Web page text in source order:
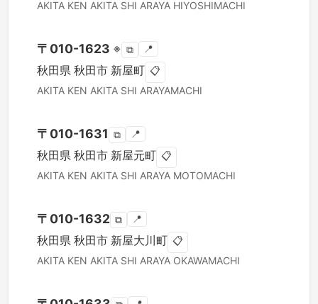
AKITA KEN AKITA SHI ARAYA HIYOSHIMACHI
〒 010-1623 ※ ⧉ 📍
秋田県 秋田市 新屋町 📋
AKITA KEN AKITA SHI ARAYAMACHI
〒 010-1631 ⧉ 📍
秋田県 秋田市 新屋元町 📋
AKITA KEN AKITA SHI ARAYA MOTOMACHI
〒 010-1632 ⧉ 📍
秋田県 秋田市 新屋大川町 📋
AKITA KEN AKITA SHI ARAYA OKAWAMACHI